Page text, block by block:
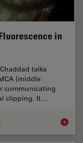
in
talks
(middle
communicating
clipping. It…